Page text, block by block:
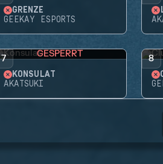
GRENZE
GEEKAY ESPORTS
7 GESPERRT
KONSULAT
AKATSUKI
8